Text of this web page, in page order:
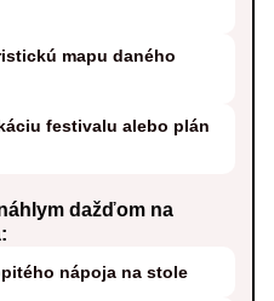
mapu daného
festivalu alebo plán
dažďom na
nápoja na stole